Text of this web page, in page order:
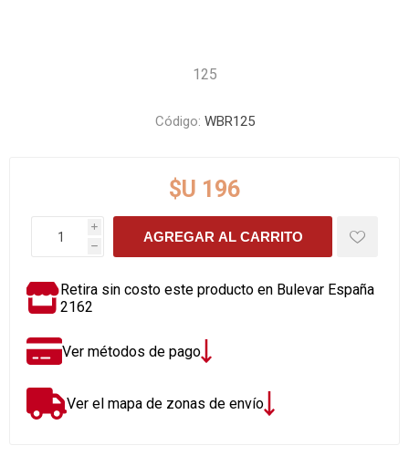
125
Código: WBR125
$U 196
i
h
AGREGAR AL CARRITO
Retira sin costo este producto en Bulevar España
2162
Ver métodos de pago
Ver el mapa de zonas de envío